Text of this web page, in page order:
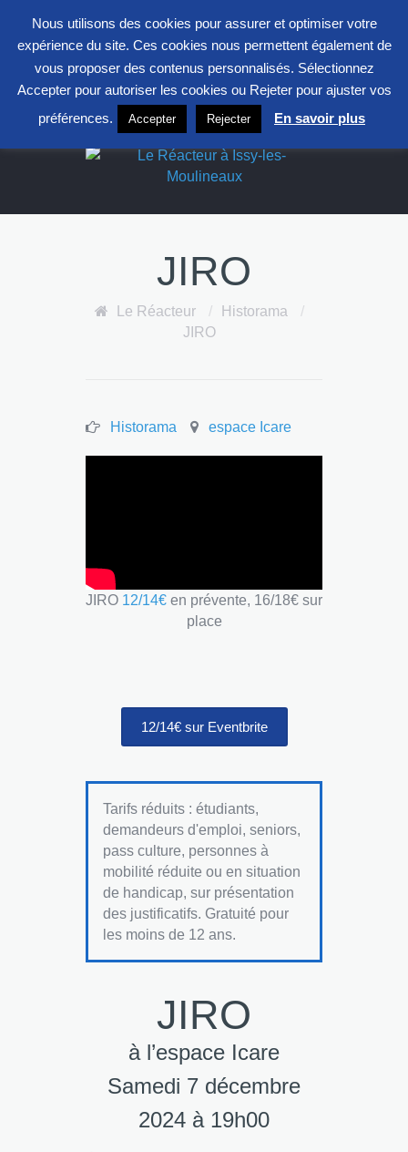
entrepont@clavim.asso.fr 01 41 23 83 83
Le Réacteur
JIRO
Le Réacteur / Historama
/
JIRO
Historama espace Icare
JIRO 12/14€ en prévente, 16/18€ sur
place
12/14€ sur Eventbrite
Tarifs réduits : étudiants,
demandeurs d'emploi, seniors,
pass culture, personnes à
mobilité réduite ou en situation
de handicap, sur présentation
des justificatifs. Gratuité pour
les moins de 12 ans.
JIRO
à l’espace Icare
Samedi 7 décembre
2024 à 19h00
Nous utilisons des cookies pour assurer et optimiser votre
expérience du site. Ces cookies nous permettent également de
vous proposer des contenus personnalisés. Sélectionnez
Accepter pour autoriser les cookies ou Rejeter pour ajuster vos
préférences.
Accepter Rejecter En savoir plus